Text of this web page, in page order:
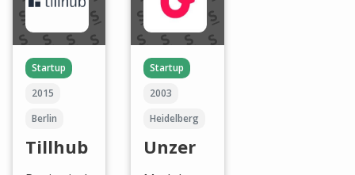
Startup
2015
Berlin
Tillhub
Startup
2003
Heidelberg
Unzer